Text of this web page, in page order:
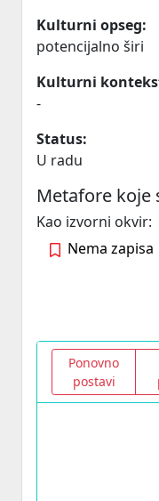
Kulturni opseg:
potencijalno širi
Kulturni
-
Status:
U radu
Metafore koje
Kao izvorni okvir:
Nema zapisa
Ponovno
postavi